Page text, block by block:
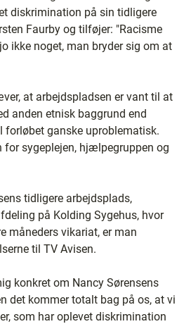
diskrimination på sin tidligere
Faurby og tilføjer: "Racisme
ikke noget, man bryder sig om at
at arbejdspladsen er vant til at
anden etnisk baggrund end
forløbet ganske uproblematisk.
for sygeplejen, hjælpegruppen og
tidligere arbejdsplads,
på Kolding Sygehus, hvor
måneders vikariat, er man
til TV Avisen.
konkret om Nancy Sørensens
det kommer totalt bag på os, at vi
som har oplevet diskrimination